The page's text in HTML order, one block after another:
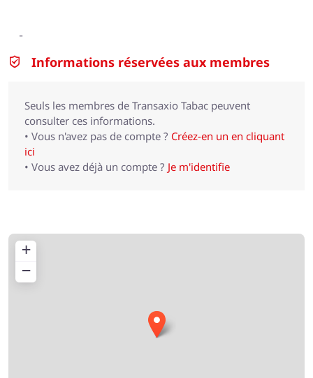
-
Informations réservées aux membres
Seuls les membres de Transaxio Tabac peuvent
consulter ces informations.
• Vous n'avez pas de compte ? Créez-en un en cliquant
ici
• Vous avez déjà un compte ? Je m'identifie
+
−